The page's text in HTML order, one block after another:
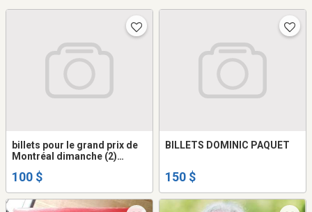
billets pour le grand prix de
Montréal dimanche (2)
générale
100 $
BILLETS DOMINIC PAQUET
150 $